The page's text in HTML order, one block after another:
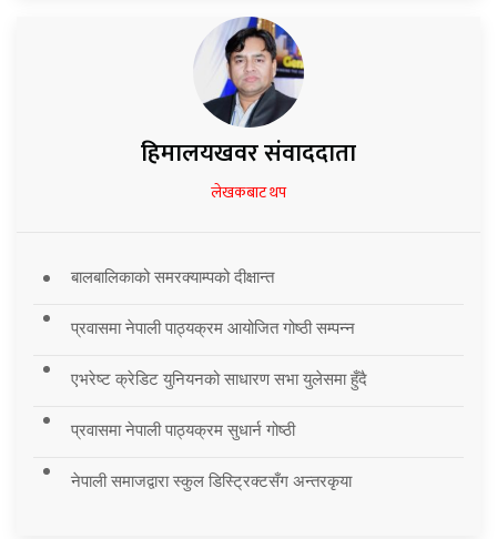
हिमालयखवर संवाददाता
लेखकबाट थप
बालबालिकाको समरक्याम्पको दीक्षान्त
प्रवासमा नेपाली पाठ्यक्रम आयोजित गोष्ठी सम्पन्न
एभरेष्ट क्रेडिट युनियनको साधारण सभा युलेसमा हुँदै
प्रवासमा नेपाली पाठ्यक्रम सुधार्न गोष्ठी
नेपाली समाजद्वारा स्कुल डिस्ट्रिक्टसँग अन्तरकृया